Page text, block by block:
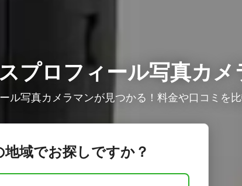
プロフィール写真カ
ル写真カメラマンが見つかる！料金や口コミを
地域でお探しですか？